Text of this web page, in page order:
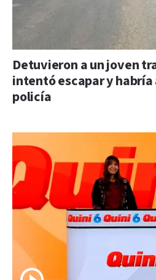
Detuvieron a un joven
intentó escapar y
policía